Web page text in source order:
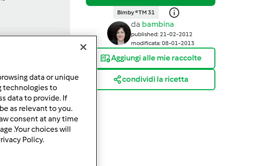
Bimby ® TM 31
da bambina
published: 21-02-2012
modificata: 08-01-2013
Aggiungi alle mie raccolte
condividi la ricetta
data or unique
technologies to
data to provide. If
as relevant to you.
consent at any time
.Your choices will
Policy.